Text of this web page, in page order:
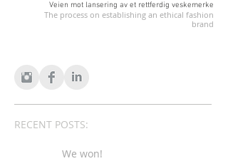
Veien mot lansering av et rettferdig veskemerke
The process on establishing an ethical fashion
brand
RECENT POSTS:
We won!